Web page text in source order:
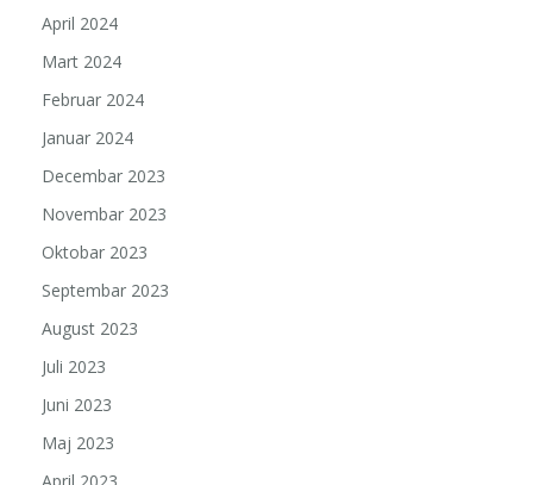
April 2024
Mart 2024
Februar 2024
Januar 2024
Decembar 2023
Novembar 2023
Oktobar 2023
Septembar 2023
August 2023
Juli 2023
Juni 2023
Maj 2023